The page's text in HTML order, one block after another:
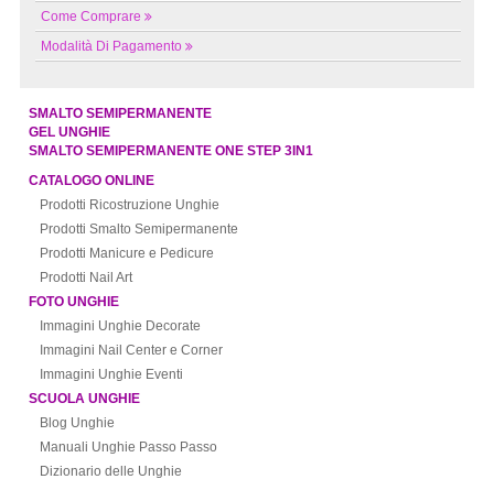
Come Comprare
Modalità Di Pagamento
SMALTO SEMIPERMANENTE
GEL UNGHIE
SMALTO SEMIPERMANENTE ONE STEP 3IN1
CATALOGO ONLINE
Prodotti Ricostruzione Unghie
Prodotti Smalto Semipermanente
Prodotti Manicure e Pedicure
Prodotti Nail Art
FOTO UNGHIE
Immagini Unghie Decorate
Immagini Nail Center e Corner
Immagini Unghie Eventi
SCUOLA UNGHIE
Blog Unghie
Manuali Unghie Passo Passo
Dizionario delle Unghie